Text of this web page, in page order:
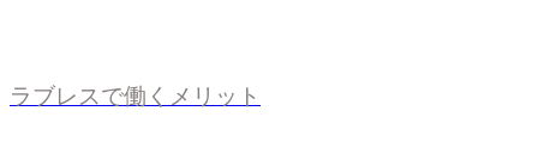
ラブレスで働くメリット